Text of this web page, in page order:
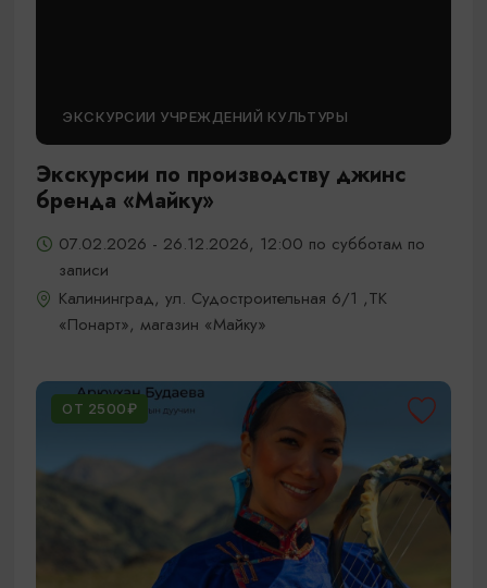
ЭКСКУРСИИ УЧРЕЖДЕНИЙ КУЛЬТУРЫ
Экскурсии по производству джинс
бренда «Майку»
07.02.2026 - 26.12.2026, 12:00 по субботам по
записи
Калининград, ул. Судостроительная 6/1 ,ТК
«Понарт», магазин «Майку»
ОТ 2500₽